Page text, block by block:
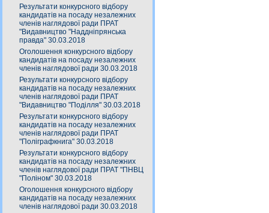
Результати конкурсного відбору
кандидатів на посаду незалежних
членів наглядової ради ПРАТ
"Видавництво "Наддніпрянська
правда" 30.03.2018
Оголошення конкурсного відбору
кандидатів на посаду незалежних
членів наглядової ради 30.03.2018
Результати конкурсного відбору
кандидатів на посаду незалежних
членів наглядової ради ПРАТ
"Видавництво "Поділля" 30.03.2018
Результати конкурсного відбору
кандидатів на посаду незалежних
членів наглядової ради ПРАТ
"Поліграфкнига" 30.03.2018
Результати конкурсного відбору
кандидатів на посаду незалежних
членів наглядової ради ПРАТ "ПНВЦ
"Поліном" 30.03.2018
Оголошення конкурсного відбору
кандидатів на посаду незалежних
членів наглядової ради 30.03.2018